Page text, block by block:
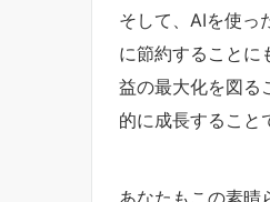
そして、AIを使っ
に節約することに
益の最大化を図る
的に成長すること
あなたもこの素晴